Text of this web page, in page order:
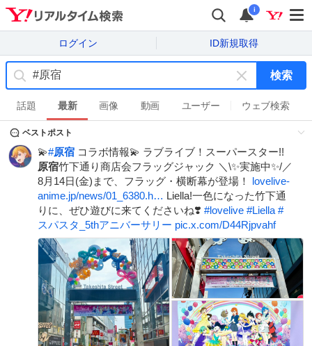
i
ログイン ID新規取得
キ
ー
ワ
ド
を
消
す
検索
話題 最新 画像 動画 ユーザー ウェブ検索
ベストポスト
💫#原宿 コラボ情報💫 ラブライブ！スーパースター!!
原宿竹下通り商店会フラッグジャック ＼\✨実施中✨/／
8月14日(金)まで、フラッグ・横断幕が登場！ lovelive-
anime.jp/news/01_6380.h… Liella!一色になった竹下通
りに、ぜひ遊びに来てくださいね❣️ #lovelive #Liella #
スパスタ_5thアニバーサリー pic.x.com/D44Rjpvahf